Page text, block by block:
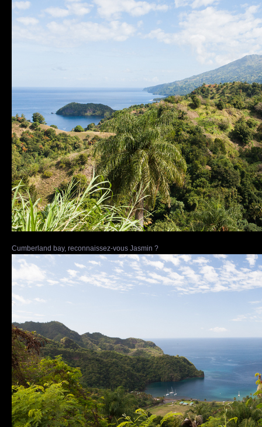
Cumberland bay, reconnaissez-vous Jasmin ?